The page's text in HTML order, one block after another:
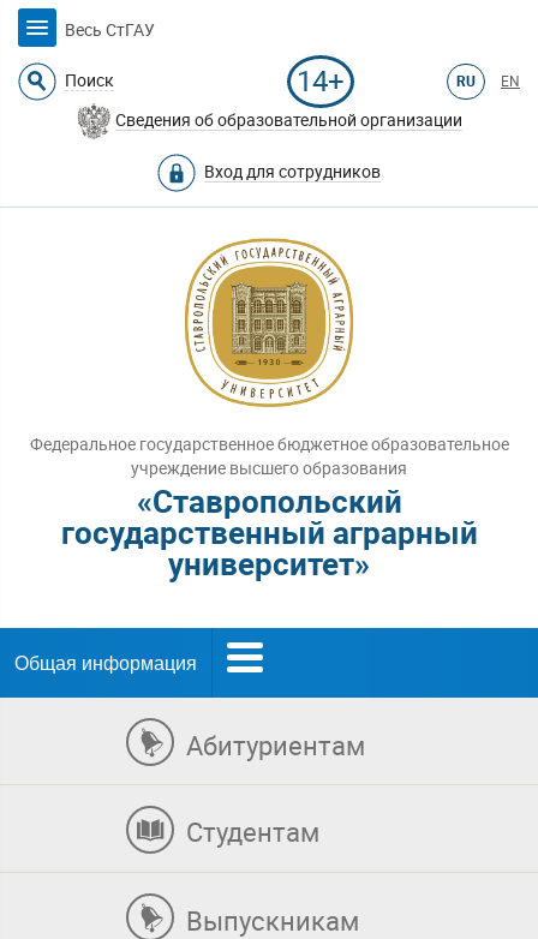
Весь СтГАУ
Поиск 14+ RU EN
Сведения об образовательной организации
Вход для сотрудников
Федеральное государственное бюджетное образовательное
учреждение высшего образования
«Ставропольский
государственный аграрный
университет»
Общая информация
Абитуриентам
Студентам
Выпускникам